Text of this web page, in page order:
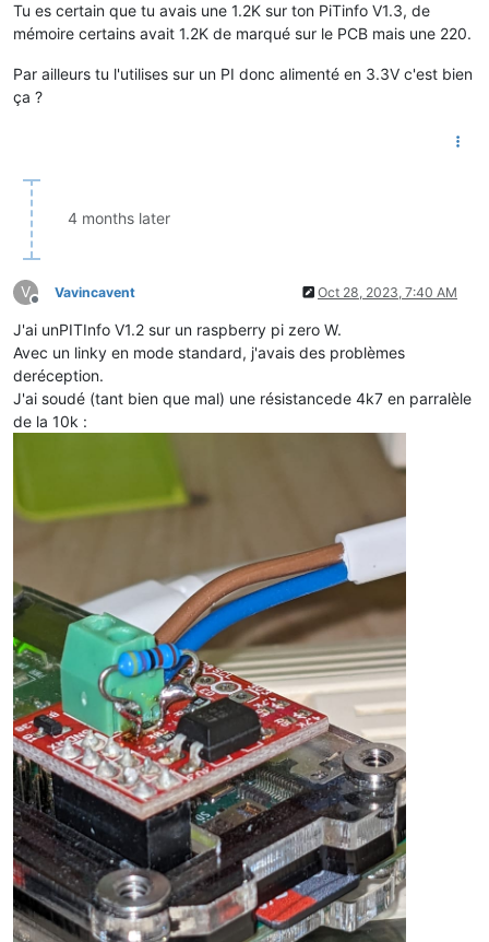
Tu es certain que tu avais une 1.2K sur ton PiTinfo V1.3, de
mémoire certains avait 1.2K de marqué sur le PCB mais une 220.
Par ailleurs tu l'utilises sur un PI donc alimenté en 3.3V c'est bien
ça ?
4 months later
V
Offline
Vavincavent Oct 28, 2023, 7:40 AM
J'ai unPITInfo V1.2 sur un raspberry pi zero W.
Avec un linky en mode standard, j'avais des problèmes
deréception.
J'ai soudé (tant bien que mal) une résistancede 4k7 en parralèle
de la 10k :